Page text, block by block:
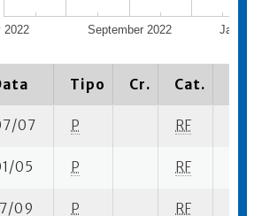
2022 September 2022
Tipo Cr. Cat.
07 P RF
05 P RF
09 P RF